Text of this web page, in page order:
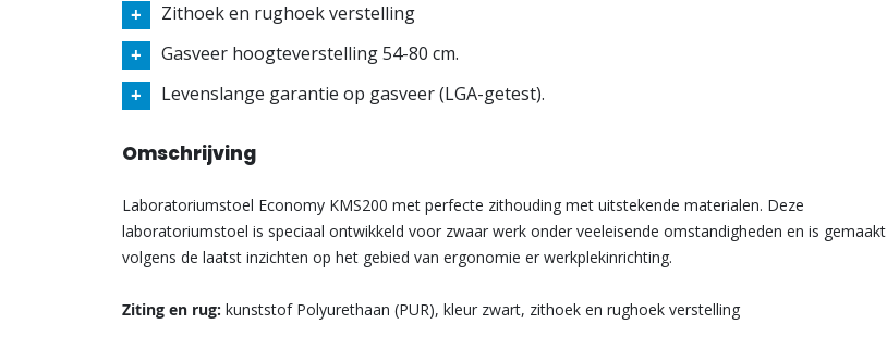
Zithoek en rughoek verstelling
Gasveer hoogteverstelling 54-80 cm.
Levenslange garantie op gasveer (LGA-getest).
Omschrijving
Laboratoriumstoel Economy KMS200 met perfecte zithouding met uitstekende materialen. Deze
laboratoriumstoel is speciaal ontwikkeld voor zwaar werk onder veeleisende omstandigheden en is gemaakt
volgens de laatst inzichten op het gebied van ergonomie er werkplekinrichting.
Ziting en rug: kunststof Polyurethaan (PUR), kleur zwart, zithoek en rughoek verstelling